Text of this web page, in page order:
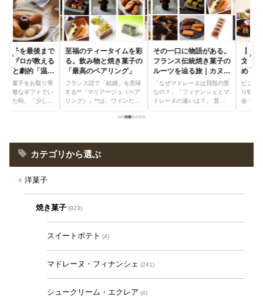
‹
至福のティータイムを彩
る。飲み物と焼き菓子の
「最高のペアリング」
フランス語で「結婚」を意味
する**「マリアージュ（ペア
リング）」**は、ワインだけ
その一口に物語がある。
フランス伝統焼き菓子の
ルーツを辿る旅｜カヌレ
やマドレーヌに隠された
意外な歴史
「なぜマドレーヌは貝殻の形
なの？」「フィナンシェとマ
ドレーヌの違いは？」 普段
【ビジネス向け】大量注
文・大口手配におすす
め！ビジネスシーンで外
さない洗練「お菓子 ギ
フト」3選
ビジネスシーンにおける「贈
り物」や「お土産」、展示
会・社内イベントでの「差し
›
カテゴリから選ぶ
洋菓子
焼き菓子 (923)
スイートポテト (4)
マドレーヌ・フィナンシェ (241)
シュークリーム・エクレア (4)